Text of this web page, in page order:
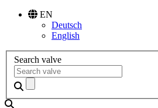
EN
Deutsch
English
Search valve